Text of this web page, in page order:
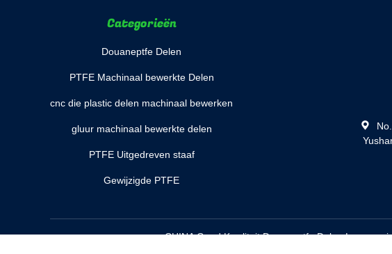
Categorieën
Douaneptfe Delen
PTFE Machinaal bewerkte Delen
cnc die plastic delen machinaal bewerken
gluur machinaal bewerkte delen
PTFE Uitgedreven staaf
Gewijzigde PTFE
CHINA Goed Kwaliteit Douaneptfe Delen